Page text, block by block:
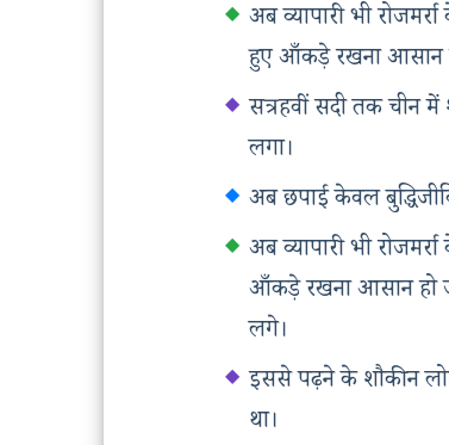
अब व्यापारी भी
हुए आँकड़े रखना आसान
सत्रहवीं सदी तक चीन
लगा।
अब छपाई केवल
अब व्यापारी भी
आँकड़े रखना आसान हो
लगे।
इससे पढ़ने के शौकीन
था।